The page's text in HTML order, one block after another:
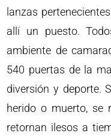
lanzas
allí un puesto.
ambiente de
540 puertas de la
diversión y deporte.
herido o muerto, se
retornan ilesos a